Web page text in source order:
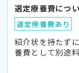
選定療養費につ
選定療養費あり
紹介状を持たず
養費として別途